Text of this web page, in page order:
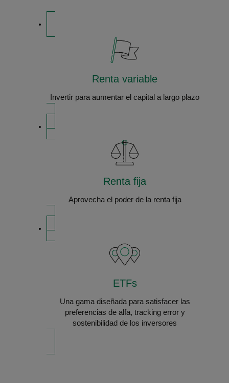
Renta variable
Invertir para aumentar el capital a largo plazo
Renta fija
Aprovecha el poder de la renta fija
ETFs
Una gama diseñada para satisfacer las
preferencias de alfa, tracking error y
sostenibilidad de los inversores